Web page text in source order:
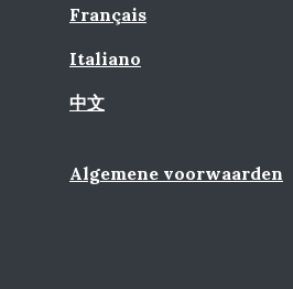
Français
Italiano
中文
Algemene voorwaarden